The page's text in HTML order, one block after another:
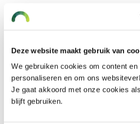
Deze website maakt gebruik van
We gebruiken cookies om content
personaliseren en om ons
Je gaat akkoord met onze cookies
blijft gebruiken.
Beveiliging van uw auto
auto die goedkeuring niet, dan
niet uit bij schade of diefstal. Het is
om jaarlijks de beveiliging van uw
controleren.